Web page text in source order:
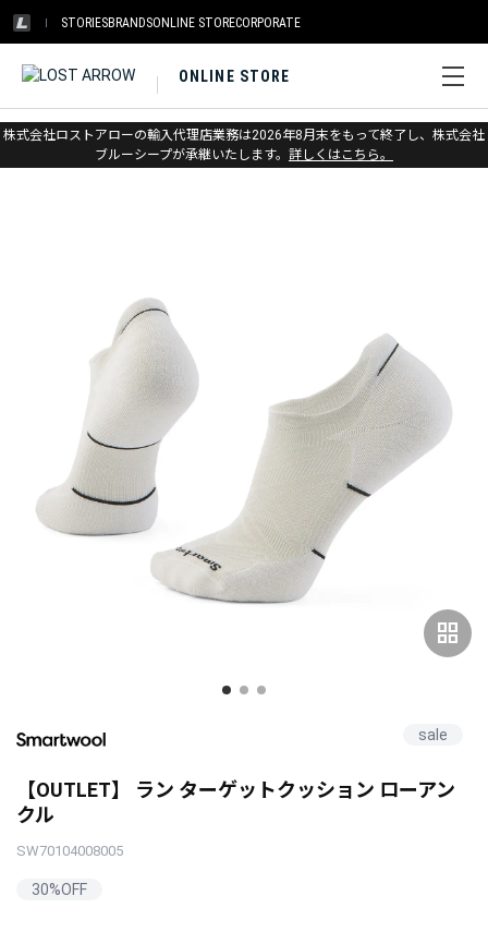
STORIESBRANDSONLINE STORECORPORATE
ONLINE STORE
株式会社ロストアローの輸入代理店業務は2026年8月末をもって終了し、株式会社
ブルーシープが承継いたします。 詳しくはこちら。
ホーム > アウトレット > ソックス
grid_view
sale
【OUTLET】 ラン ターゲットクッション ローアン
クル
SW70104008005
30%OFF